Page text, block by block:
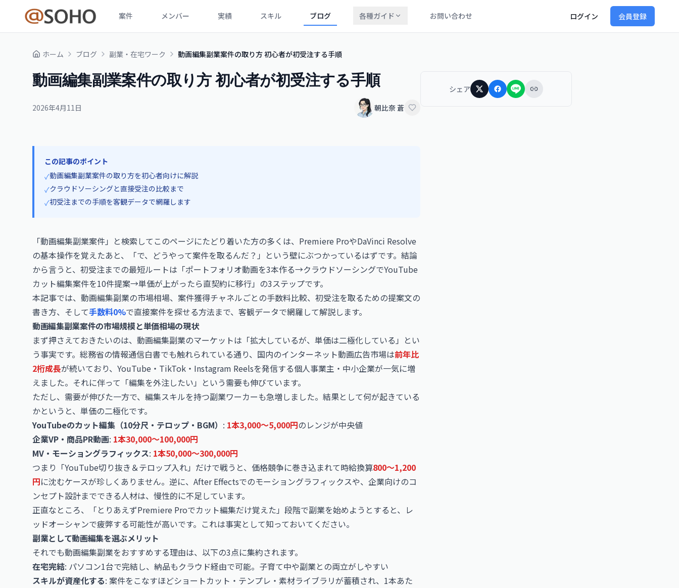
案件 メンバー 実績 スキル ブログ 各種ガイド お問い合わせ ログイン 会員登録
ホーム ブログ 副業・在宅ワーク 動画編集副業案件の取り方 初心者が初受注する手順
動画編集副業案件の取り方 初心者が初受注する手順
2026年4月11日 朝比奈 蒼
この記事のポイント
✓動画編集副業案件の取り方を初心者向けに解説
✓クラウドソーシングと直接受注の比較まで
✓初受注までの手順を客観データで網羅します
「動画編集副業案件」と検索してこのページにたどり着いた方の多くは、Premiere ProやDaVinci Resolve
の基本操作を覚えたあと、「で、どうやって案件を取るんだ？」という壁にぶつかっているはずです。結論
から言うと、初受注までの最短ルートは「ポートフォリオ動画を3本作る→クラウドソーシングでYouTube
カット編集案件を10件提案→単価が上がったら直契約に移行」の3ステップです。
本記事では、動画編集副業の市場相場、案件獲得チャネルごとの手数料比較、初受注を取るための提案文の
書き方、そして手数料0%で直接案件を探せる方法まで、客観データで網羅して解説します。
動画編集副業案件の市場規模と単価相場の現状
まず押さえておきたいのは、動画編集副業のマーケットは「拡大しているが、単価は二極化している」とい
う事実です。総務省の情報通信白書でも触れられている通り、国内のインターネット動画広告市場は前年比
2桁成長が続いており、YouTube・TikTok・Instagram Reelsを発信する個人事業主・中小企業が一気に増
えました。それに伴って「編集を外注したい」という需要も伸びています。
ただし、需要が伸びた一方で、編集スキルを持つ副業ワーカーも急増しました。結果として何が起きている
かというと、単価の二極化です。
YouTubeのカット編集（10分尺・テロップ・BGM） : 1本3,000〜5,000円のレンジが中央値
企業VP・商品PR動画: 1本30,000〜100,000円
MV・モーショングラフィックス: 1本50,000〜300,000円
つまり「YouTube切り抜き＆テロップ入れ」だけで戦うと、価格競争に巻き込まれて時給換算800〜1,200
円に沈むケースが珍しくありません。逆に、After Effectsでのモーショングラフィックスや、企業向けのコ
ンセプト設計までできる人材は、慢性的に不足しています。
正直なところ、「とりあえずPremiere Proでカット編集だけ覚えた」段階で副業を始めようとすると、レ
ッドオーシャンで疲弊する可能性が高いです。これは事実として知っておいてください。
副業として動画編集を選ぶメリット
それでも動画編集副業をおすすめする理由は、以下の3点に集約されます。
在宅完結: パソコン1台で完結し、納品もクラウド経由で可能。子育て中や副業との両立がしやすい
スキルが資産化する: 案件をこなすほどショートカット・テンプレ・素材ライブラリが蓄積され、1本あた
シェア